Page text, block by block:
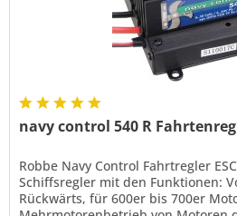
navy control 540 R
Robbe Navy Control Fahrtregler
Schiffsregler mit den Funktionen:
Rückwärts, für 600er bis 700er